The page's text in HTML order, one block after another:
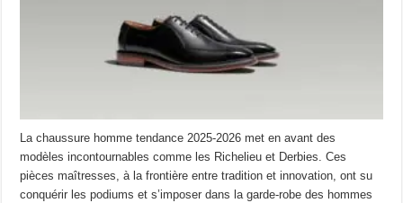
La chaussure homme tendance 2025-2026 met en avant des
modèles incontournables comme les Richelieu et Derbies. Ces
pièces maîtresses, à la frontière entre tradition et innovation, ont su
conquérir les podiums et s’imposer dans la garde-robe des hommes